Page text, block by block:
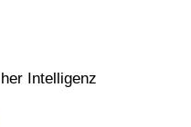
Intelligenz